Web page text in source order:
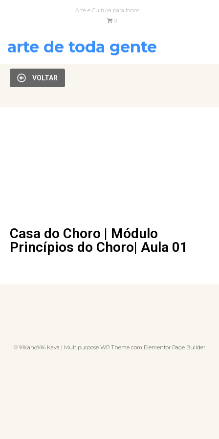
Arte e Cultura para todos
0
arte de toda gente
VOLTAR
Casa do Choro | Módulo
Princípios do Choro| Aula 01
© %%ano%% Kava | Multipurpose WP Theme com Elementor Page Builder